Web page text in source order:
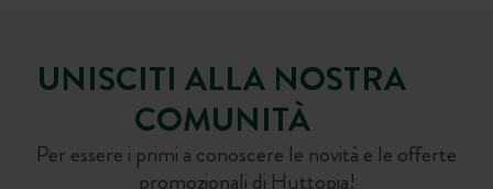
UNISCITI ALLA NOSTRA
COMUNITÀ
Per essere i primi a conoscere le novità e le offerte
promozionali di Huttopia!